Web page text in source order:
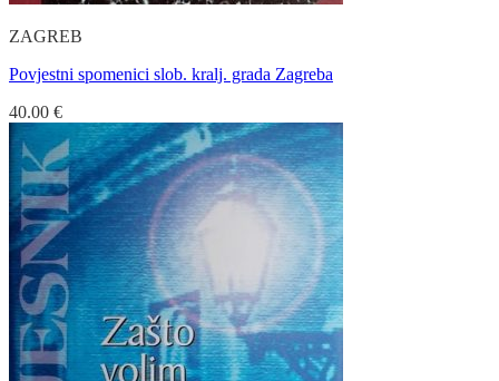
ZAGREB
Povjestni spomenici slob. kralj. grada Zagreba
40.00 €